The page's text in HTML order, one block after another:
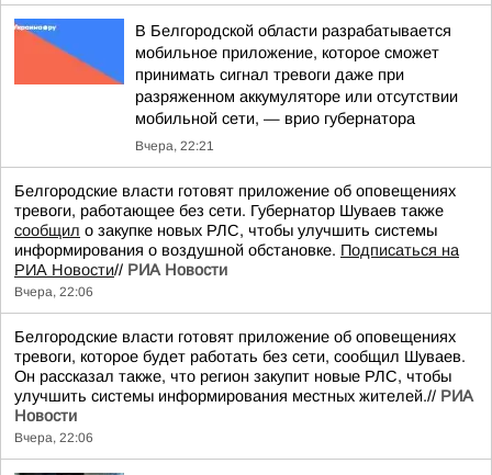
В Белгородской области разрабатывается
мобильное приложение, которое сможет
принимать сигнал тревоги даже при
разряженном аккумуляторе или отсутствии
мобильной сети, — врио губернатора
Вчера, 22:21
Белгородские власти готовят приложение об оповещениях
тревоги, работающее без сети. Губернатор Шуваев также
сообщил о закупке новых РЛС, чтобы улучшить системы
информирования о воздушной обстановке. Подписаться на
РИА Новости// РИА Новости
Вчера, 22:06
Белгородские власти готовят приложение об оповещениях
тревоги, которое будет работать без сети, сообщил Шуваев.
Он рассказал также, что регион закупит новые РЛС, чтобы
улучшить системы информирования местных жителей.// РИА
Новости
Вчера, 22:06